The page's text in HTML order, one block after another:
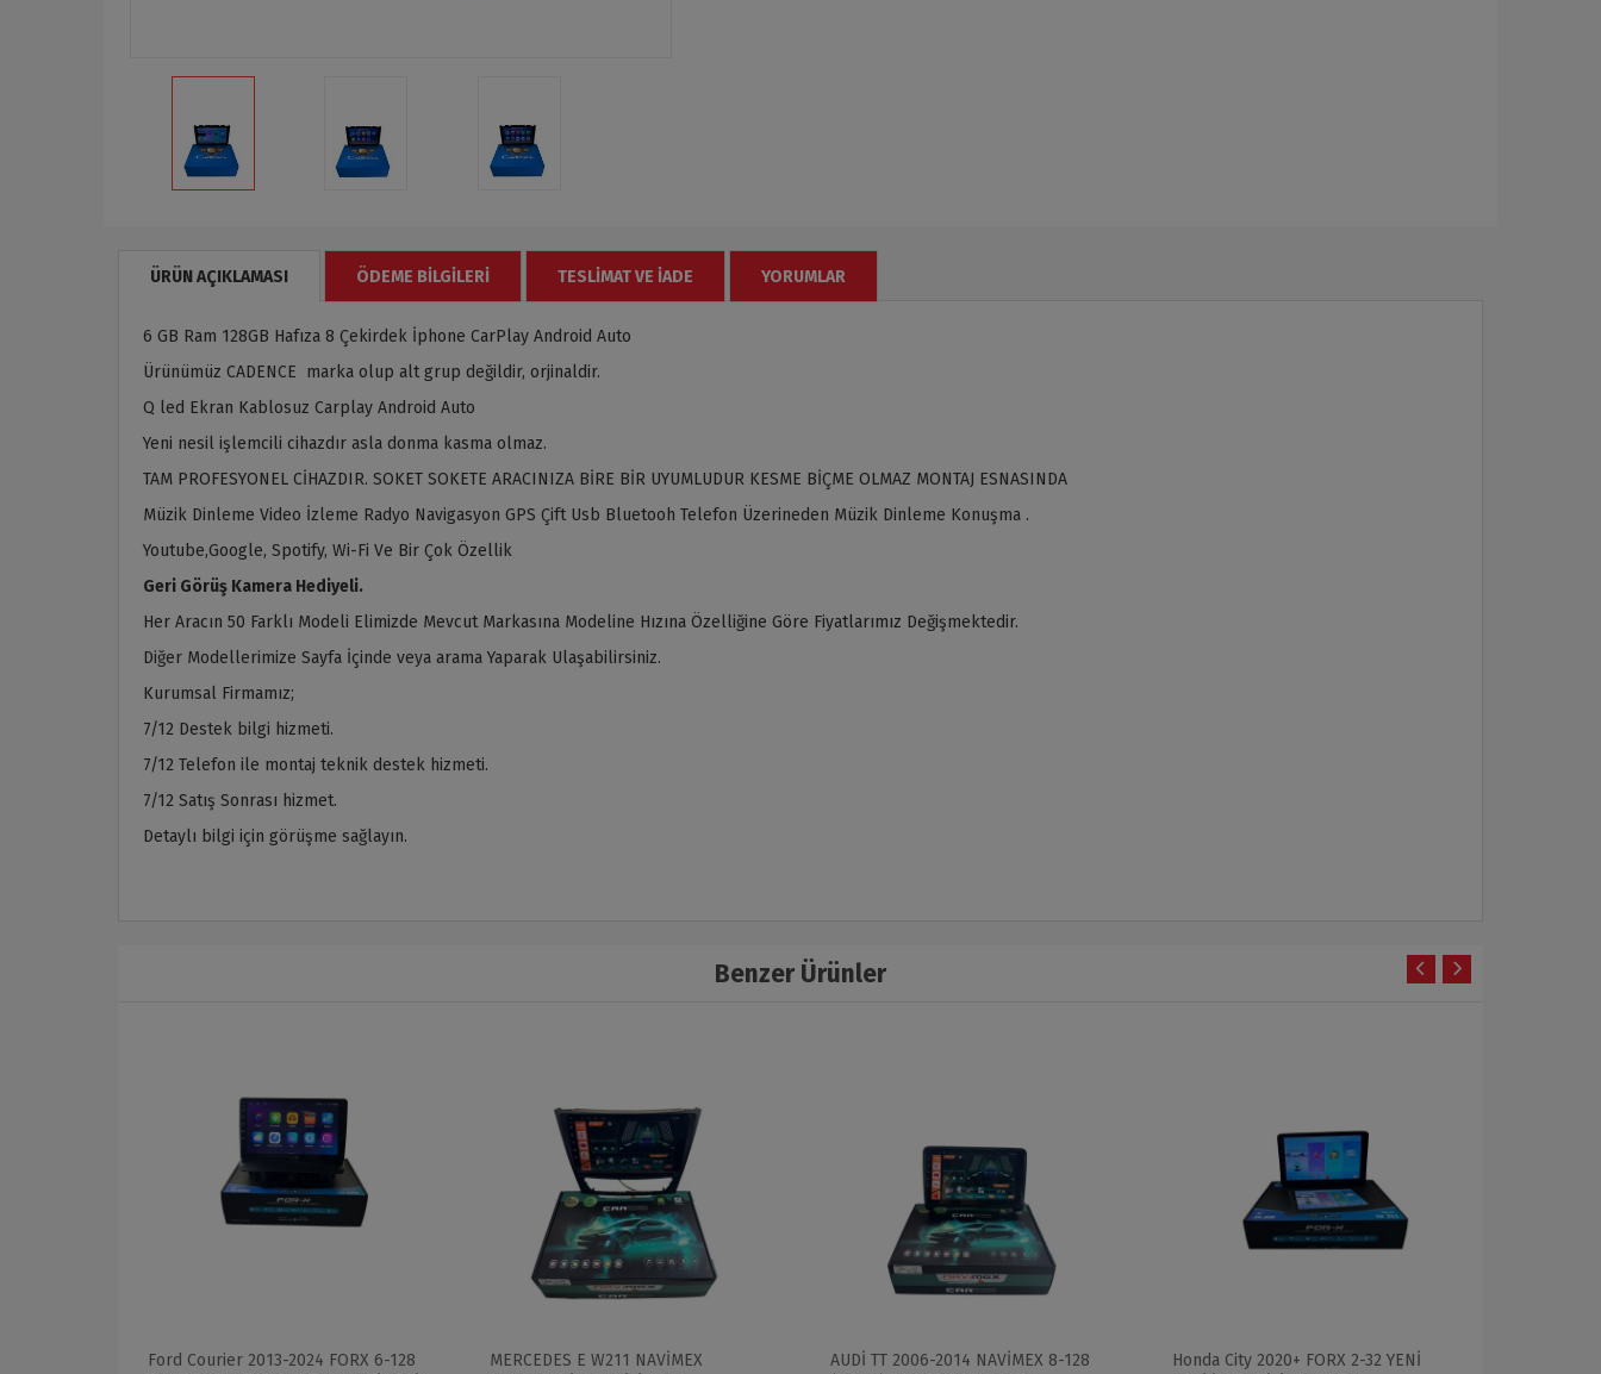
ÜRÜN AÇIKLAMASI ÖDEME BILGILERI TESLIMAT VE İADE YORUMLAR
6 GB Ram 128GB Hafıza 8 Çekirdek İphone CarPlay Android Auto
Ürünümüz CADENCE marka olup alt grup değildir, orjinaldir.
Q led Ekran Kablosuz Carplay Android Auto
Yeni nesil işlemcili cihazdır asla donma kasma olmaz.
TAM PROFESYONEL CİHAZDIR. SOKET SOKETE ARACINIZA BİRE BİR UYUMLUDUR KESME BİÇME OLMAZ MONTAJ ESNASINDA
Müzik Dinleme Video İzleme Radyo Navigasyon GPS Çift Usb Bluetooh Telefon Üzerineden Müzik Dinleme Konuşma .
Youtube,Google, Spotify, Wi-Fi Ve Bir Çok Özellik
Geri Görüş Kamera Hediyeli.
Her Aracın 50 Farklı Modeli Elimizde Mevcut Markasına Modeline Hızına Özelliğine Göre Fiyatlarımız Değişmektedir.
Diğer Modellerimize Sayfa İçinde veya arama Yaparak Ulaşabilirsiniz.
Kurumsal Firmamız;
7/12 Destek bilgi hizmeti.
7/12 Telefon ile montaj teknik destek hizmeti.
7/12 Satış Sonrası hizmet.
Detaylı bilgi için görüşme sağlayın.
Benzer Ürünler
Ford Courier 2013-2024 FORX 6-128
MERCEDES E W211 NAVİMEX
AUDİ TT 2006-2014 NAVİMEX 8-128
Honda City 2020+ FORX 2-32 YENİ